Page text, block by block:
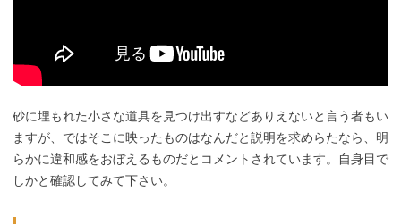
砂に埋もれた小さな道具を見つけ出すなどありえないと言う者もい
ますが、ではそこに映ったものはなんだと説明を求めらたなら、明
らかに違和感をおぼえるものだとコメントされています。自身目で
しかと確認してみて下さい。